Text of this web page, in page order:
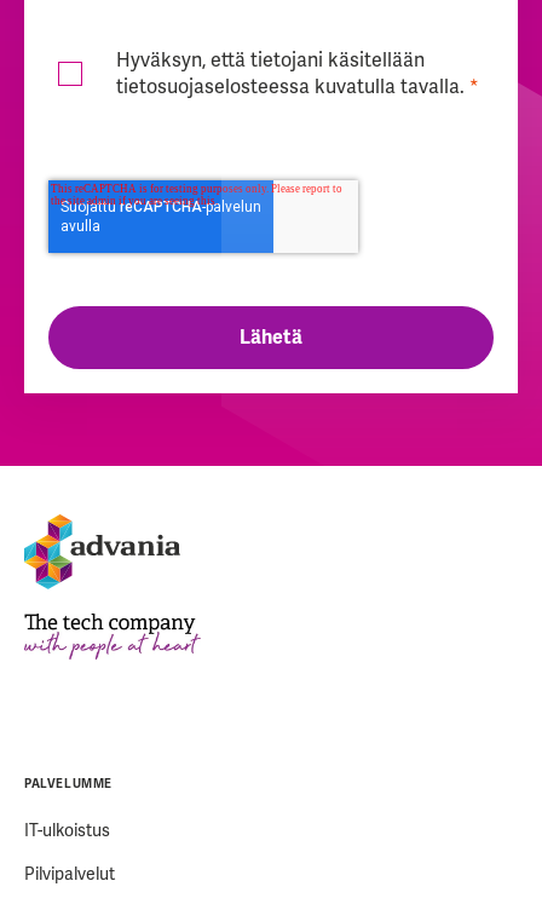
Hyväksyn, että tietojani käsitellään
tietosuojaselosteessa kuvatulla tavalla. *
PALVELUMME
IT-ulkoistus
Pilvipalvelut